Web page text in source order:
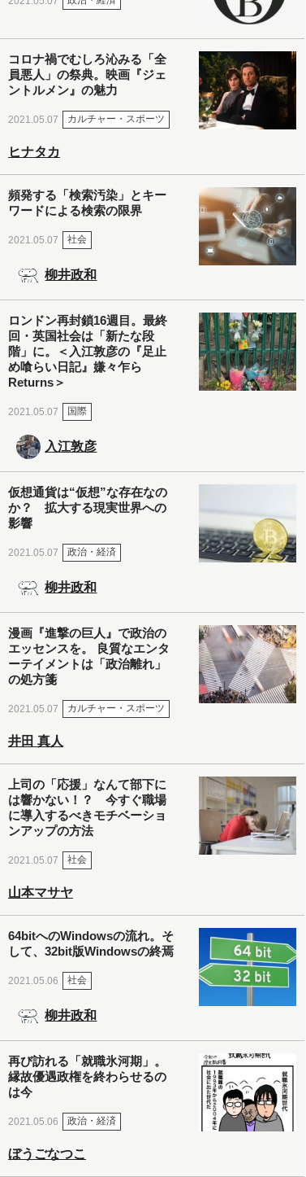
コロナ禍でむしろ沁みる「全
員悪人」の祭典。映画『ジェ
ントルメン』の魅力
2021.05.07 カルチャー・スポーツ
ヒナタカ
頻発する「検索汚染」とキー
ワードによる検索の限界
2021.05.07 社会
柳井政和
ロンドン再封鎖16週目。最終
回・英国社会は「新たな段
階」に。＜入江敦彦の『足止
め喰らい日記』嫌々乍ら
Returns＞
2021.05.07 国際
入江敦彦
仮想通貨は“仮想”な存在なの
か？ 拡大する現実世界への
影響
2021.05.07 政治・経済
柳井政和
漫画『進撃の巨人』で政治の
エッセンスを。 良質なエンタ
ーテイメントは「政治離れ」
の処方箋
2021.05.07 カルチャー・スポーツ
井田 真人
上司の「応援」なんて部下に
は響かない！？ 今すぐ職場
に導入するべきモチベーショ
ンアップの方法
2021.05.07 社会
山本マサヤ
64bitへのWindowsの流れ。そ
して、32bit版Windowsの終焉
2021.05.06 社会
柳井政和
再び訪れる「就職氷河期」。
縁故優遇政権を終わらせるの
は今
2021.05.06 政治・経済
ぼうごなつこ